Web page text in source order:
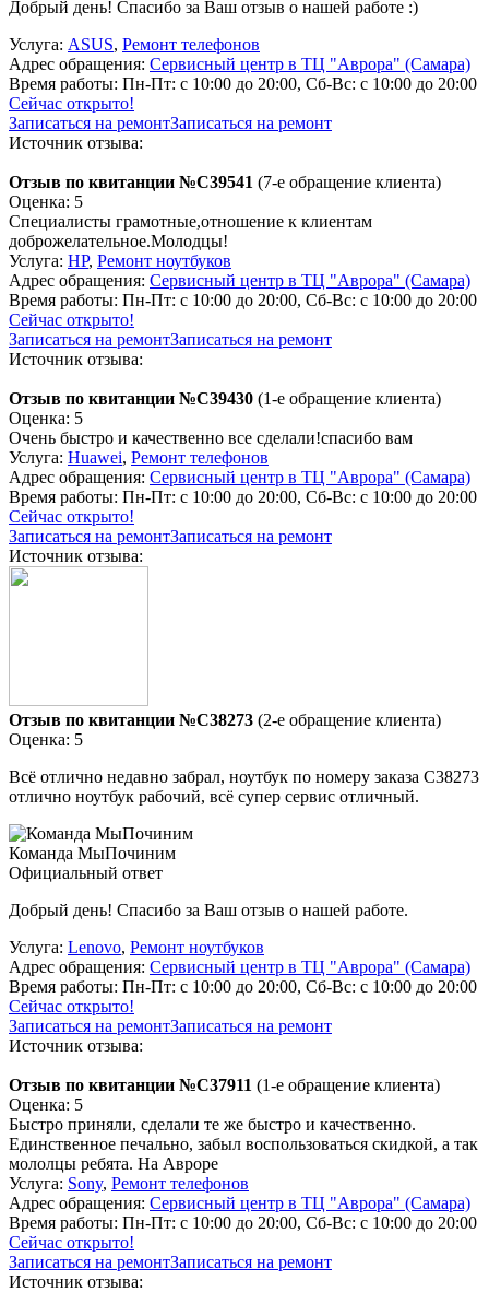
Добрый день! Спасибо за Ваш отзыв о нашей работе :)
Услуга: ASUS, Ремонт телефонов
Адрес обращения: Сервисный центр в ТЦ "Аврора" (Самара)
Время работы: Пн-Пт: с 10:00 до 20:00, Сб-Вс: с 10:00 до 20:00
Сейчас открыто!
Записаться на ремонтЗаписаться на ремонт
Источник отзыва:
Отзыв по квитанции №C39541 (7-е обращение клиента)
Оценка: 5
Специалисты грамотные,отношение к клиентам
доброжелательное.Молодцы!
Услуга: HP, Ремонт ноутбуков
Адрес обращения: Сервисный центр в ТЦ "Аврора" (Самара)
Время работы: Пн-Пт: с 10:00 до 20:00, Сб-Вс: с 10:00 до 20:00
Сейчас открыто!
Записаться на ремонтЗаписаться на ремонт
Источник отзыва:
Отзыв по квитанции №C39430 (1-е обращение клиента)
Оценка: 5
Очень быстро и качественно все сделали!спасибо вам
Услуга: Huawei, Ремонт телефонов
Адрес обращения: Сервисный центр в ТЦ "Аврора" (Самара)
Время работы: Пн-Пт: с 10:00 до 20:00, Сб-Вс: с 10:00 до 20:00
Сейчас открыто!
Записаться на ремонтЗаписаться на ремонт
Источник отзыва:
Отзыв по квитанции №C38273 (2-е обращение клиента)
Оценка: 5
Всё отлично недавно забрал, ноутбук по номеру заказа C38273
отлично ноутбук рабочий, всё супер сервис отличный.
Команда МыПочиним
Официальный ответ
Добрый день! Спасибо за Ваш отзыв о нашей работе.
Услуга: Lenovo, Ремонт ноутбуков
Адрес обращения: Сервисный центр в ТЦ "Аврора" (Самара)
Время работы: Пн-Пт: с 10:00 до 20:00, Сб-Вс: с 10:00 до 20:00
Сейчас открыто!
Записаться на ремонтЗаписаться на ремонт
Источник отзыва:
Отзыв по квитанции №C37911 (1-е обращение клиента)
Оценка: 5
Быстро приняли, сделали те же быстро и качественно.
Единственное печально, забыл воспользоваться скидкой, а так
мололцы ребята. На Авроре
Услуга: Sony, Ремонт телефонов
Адрес обращения: Сервисный центр в ТЦ "Аврора" (Самара)
Время работы: Пн-Пт: с 10:00 до 20:00, Сб-Вс: с 10:00 до 20:00
Сейчас открыто!
Записаться на ремонтЗаписаться на ремонт
Источник отзыва: